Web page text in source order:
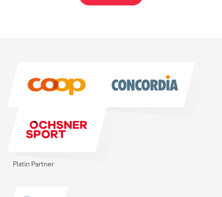
Platin Partner